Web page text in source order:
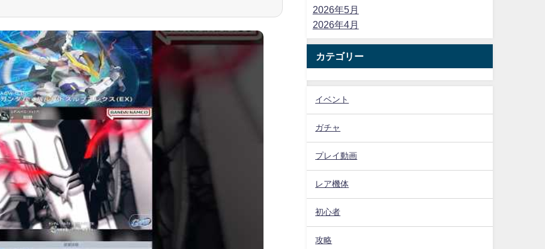
2026年5月
2026年4月
カテゴリー
イベント
ガチャ
プレイ動画
レア機体
初心者
攻略